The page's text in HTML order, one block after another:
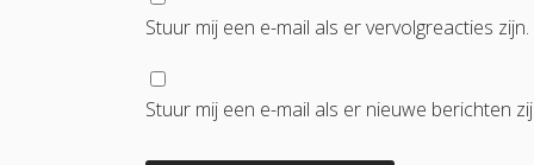
Stuur mij een e-mail als er vervolgreacties zijn.
Stuur mij een e-mail als er nieuwe berichten